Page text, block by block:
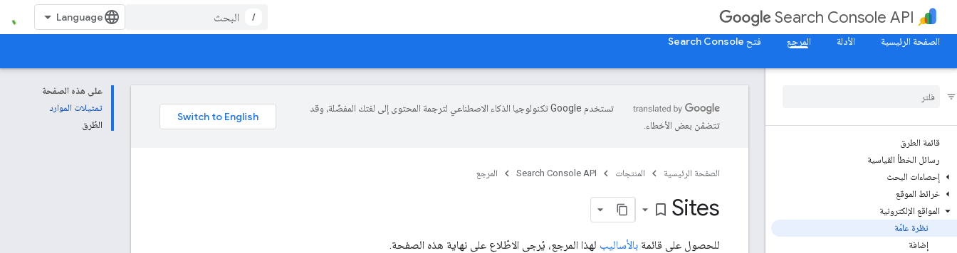
Search Console API
/
الصفحة الرئيسية
الأدلة المرجع فتح Search Console
قائمة الطرق
رسائل الخطأ القياسية
إحصاءات البحث
خرائط الموقع
المواقع الإلكترونية
نظرة عامّة
إضافة
على هذه الصفحة
تمثيلات الموارد
الطُرق
تستخدم Google تكنولوجيا الذكاء الاصطناعي لترجمة المحتوى إلى لغتك المفضّلة، وقد
تتضمّن بعض الأخطاء.
الصفحة الرئيسية المنتجات Search Console API المرجع
Sites
bookmark_border
للحصول على قائمة بالأساليب لهذا المرجع، يُرجى الاطّلاع على نهاية هذه الصفحة.